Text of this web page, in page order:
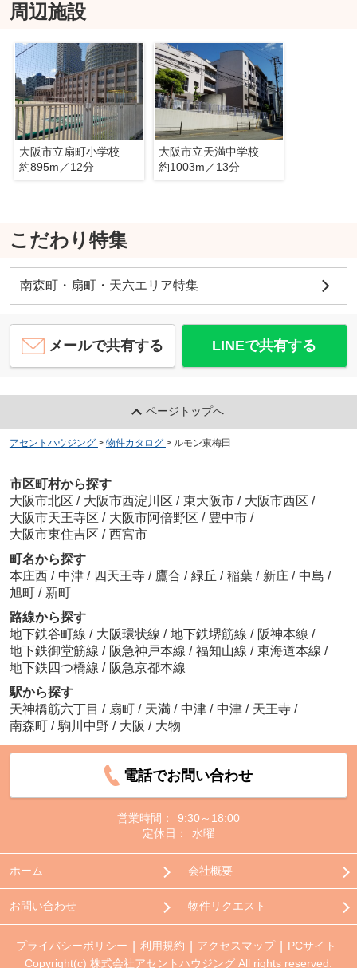
周辺施設
大阪市立扇町小学校
約895m／12分
大阪市立天満中学校
約1003m／13分
こだわり特集
南森町・扇町・天六エリア特集
メールで共有する LINEで共有する
ページトップへ
アセントハウジング > 物件カタログ > ルモン東梅田
市区町村から探す
大阪市北区 / 大阪市西淀川区 / 東大阪市 / 大阪市西区 /
大阪市天王寺区 / 大阪市阿倍野区 / 豊中市 /
大阪市東住吉区 / 西宮市
町名から探す
本庄西 / 中津 / 四天王寺 / 鷹合 / 緑丘 / 稲葉 / 新庄 / 中島 /
旭町 / 新町
路線から探す
地下鉄谷町線 / 大阪環状線 / 地下鉄堺筋線 / 阪神本線 /
地下鉄御堂筋線 / 阪急神戸本線 / 福知山線 / 東海道本線 /
地下鉄四つ橋線 / 阪急京都本線
駅から探す
天神橋筋六丁目 / 扇町 / 天満 / 中津 / 中津 / 天王寺 /
南森町 / 駒川中野 / 大阪 / 大物
電話でお問い合わせ
営業時間：
9:30～18:00
定休日：
水曜
ホーム 会社概要
お問い合わせ 物件リクエスト
プライバシーポリシー 利用規約 アクセスマップ
PCサイト
Copyright(c) 株式会社アセントハウジング All rights reserved.